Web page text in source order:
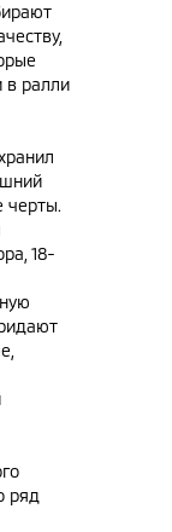
в ралли
черты.
18-
ряд